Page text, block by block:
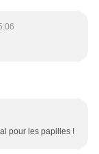
pour les papilles !